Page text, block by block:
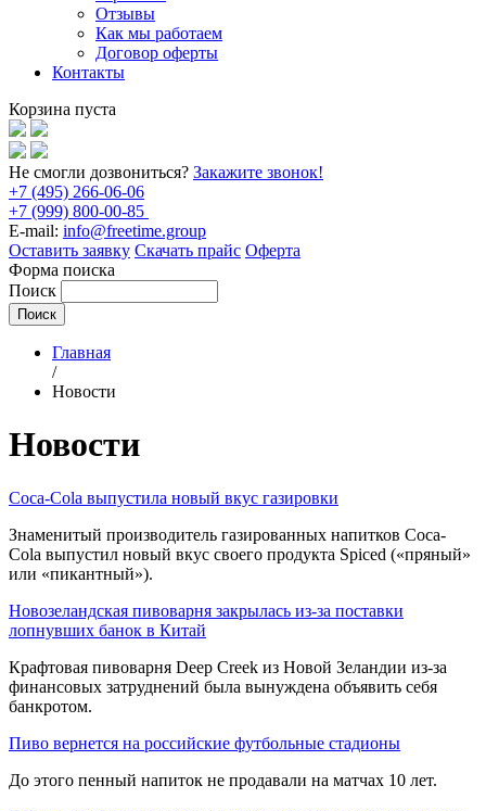
Отзывы
Как мы работаем
Договор оферты
Контакты
Корзина пуста
Не смогли дозвониться? Закажите звонок!
+7 (495) 266-06-06
+7 (999) 800-00-85
E-mail: info@freetime.group
Оставить заявку Скачать прайс Оферта
Форма поиска
Поиск
Главная
/
Новости
Новости
Coca-Cola выпустила новый вкус газировки
Знаменитый производитель газированных напитков Coca-
Cola выпустил новый вкус своего продукта Spiced («пряный»
или «пикантный»).
Новозеландская пивоварня закрылась из-за поставки
лопнувших банок в Китай
Крафтовая пивоварня Deep Creek из Новой Зеландии из-за
финансовых затруднений была вынуждена объявить себя
банкротом.
Пиво вернется на российские футбольные стадионы
До этого пенный напиток не продавали на матчах 10 лет.